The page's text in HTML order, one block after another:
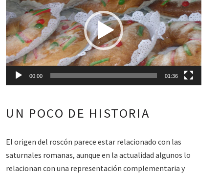
vídeo
00:00 01:36
UN POCO DE HISTORIA
El origen del roscón parece estar relacionado con las
saturnales romanas, aunque en la actualidad algunos lo
relacionan con una representación complementaria y